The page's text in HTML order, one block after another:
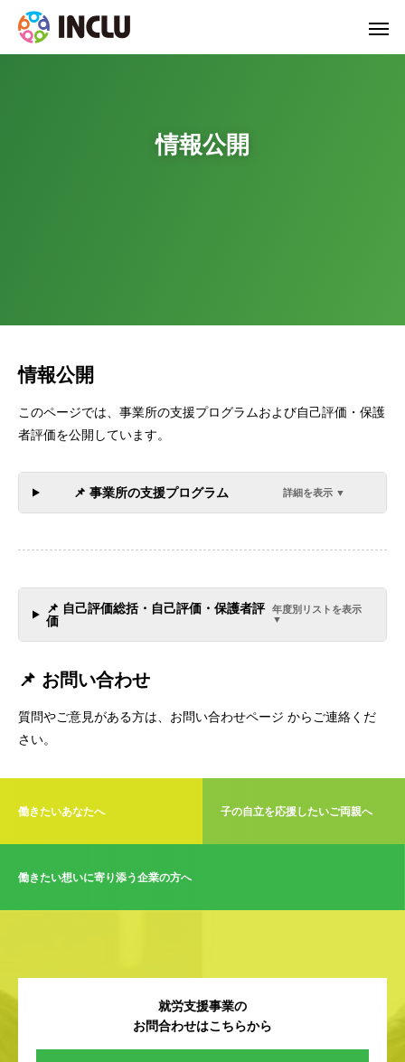
情報公開
情報公開
このページでは、事業所の支援プログラムおよび自己評価・保護
者評価を公開しています。
📌 事業所の支援プログラム 詳細を表示 ▼
📌 自己評価総括・自己評価・保護者評
価
年度別リストを表示
▼
📌 お問い合わせ
質問やご意見がある方は、 お問い合わせページ からご連絡くだ
さい。
働きたいあなたへ 子の自立を応援したいご両親へ
働きたい想いに寄り添う企業の方へ
就労支援事業の
お問合わせはこちらから